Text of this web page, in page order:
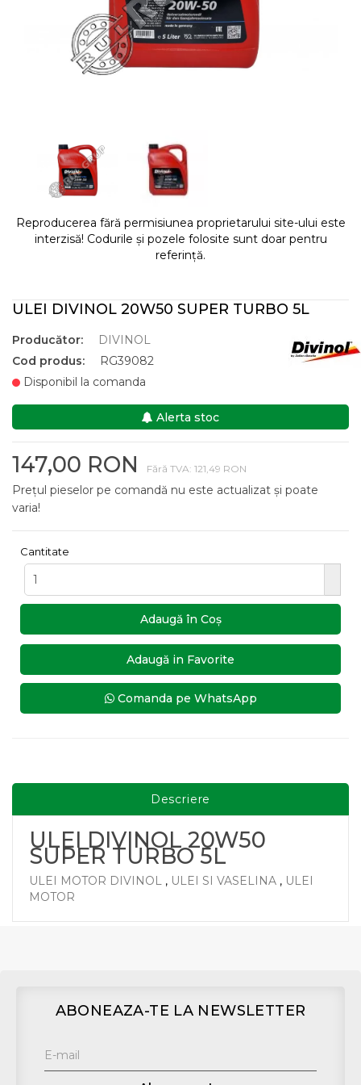
Reproducerea fără permisiunea proprietarului site-ului este
interzisă! Codurile și pozele folosite sunt doar pentru
referință.
ULEI DIVINOL 20W50 SUPER TURBO 5L
Producător:
DIVINOL
Cod produs:
RG39082
Disponibil la comanda
Alerta stoc
147,00 RON Fără TVA: 121,49 RON
Prețul pieselor pe comandă nu este actualizat și poate
varia!
Cantitate
Adaugă în Coş
Adaugă in Favorite
Comanda pe WhatsApp
Descriere
ULEI DIVINOL 20W50
SUPER TURBO 5L
ULEI MOTOR DIVINOL , ULEI SI VASELINA , ULEI
MOTOR
ABONEAZA-TE LA NEWSLETTER